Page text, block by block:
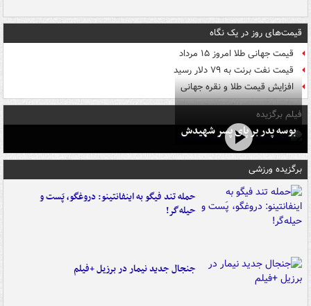
قیمت‌های روز در یک نگاه
قیمت جهانی طلا امروز ۱۵ مرداد
قیمت نفت برنت به ۷۹ دلار رسید
افزایش قیمت طلا و نقره جهانی
فیلم برگزیده
بوسه‌ پدر بر پای پسر شهیدش
برگزیده ورزشی
حمله تند فیگو به اینفانتینو: دروغگو، پَست‌ و
حیله‌گر!
جنجال جدید نیمار در برزیل +فیلم